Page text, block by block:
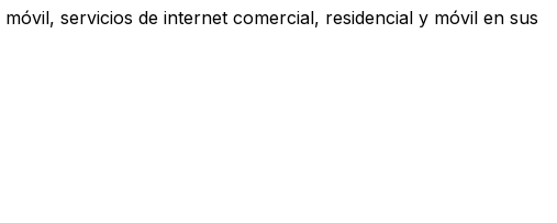
servicios de internet comercial, residencial y móvil en sus